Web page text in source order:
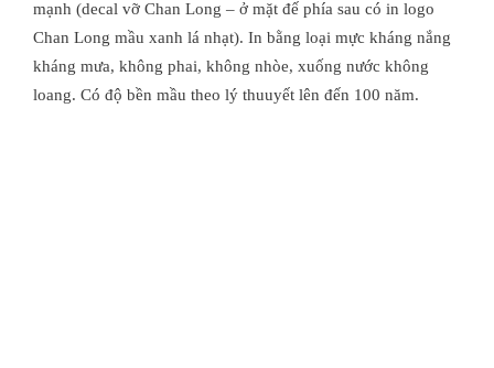
mạnh (decal vỡ Chan Long – ở mặt đế phía sau có in logo
Chan Long mầu xanh lá nhạt). In bằng loại mực kháng nắng
kháng mưa, không phai, không nhòe, xuống nước không
loang. Có độ bền mầu theo lý thuuyết lên đến 100 năm.